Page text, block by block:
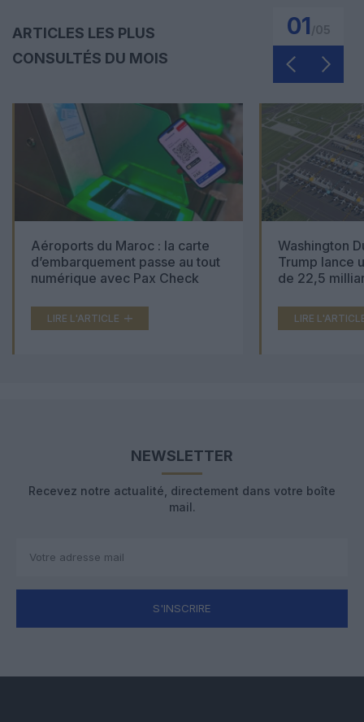
ARTICLES LES PLUS
CONSULTÉS DU MOIS
01
Aéroports du Maroc : la carte
d’embarquement passe au tout
numérique avec Pax Check
LIRE L'ARTICLE
Washington
Trump lance
de 22,5
LIRE
NEWSLETTER
Recevez notre actualité, directement dans votre boîte
mail.
S'INSCRIRE